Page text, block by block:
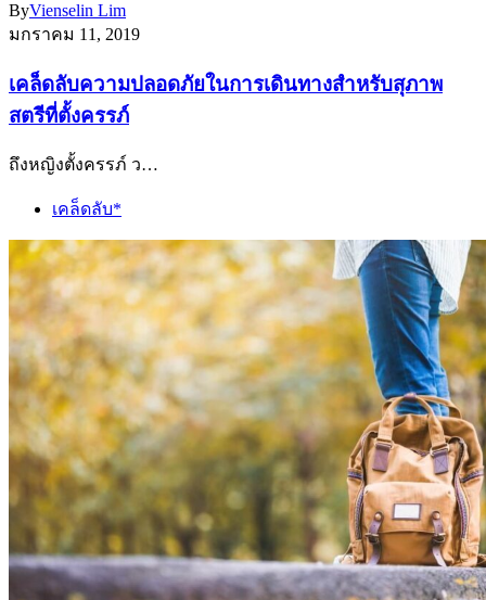
ByVienselin Lim
มกราคม 11, 2019
เคล็ดลับความปลอดภัยในการเดินทางสำหรับสุภาพ
สตรีที่ตั้งครรภ์
ถึงหญิงตั้งครรภ์ ว…
เคล็ดลับ*